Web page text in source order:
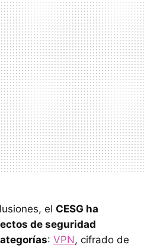
el CESG ha
de seguridad
: VPN, cifrado de